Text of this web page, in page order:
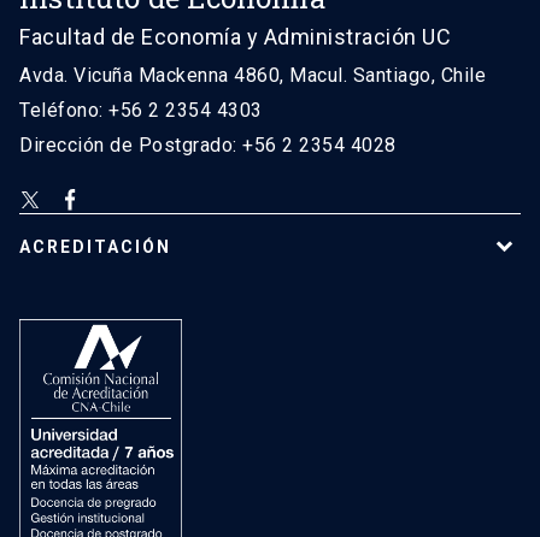
Facultad de Economía y Administración UC
Avda. Vicuña Mackenna 4860, Macul. Santiago, Chile
Teléfono: +56 2 2354 4303
Dirección de Postgrado: +56 2 2354 4028
ACREDITACIÓN